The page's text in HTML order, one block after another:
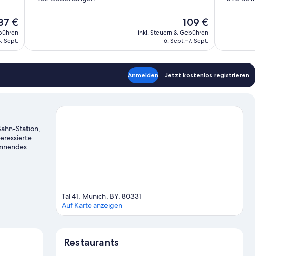
€
Sept.
Der
Preis
beträgt
109 €
inkl. Steuern & Gebühren
6. Sept.–7. Sept.
Anmelden Jetzt kostenlos registrieren
Station,
Arena.
Tal 41, Munich, BY, 80331
Auf Karte anzeigen
Restaurants